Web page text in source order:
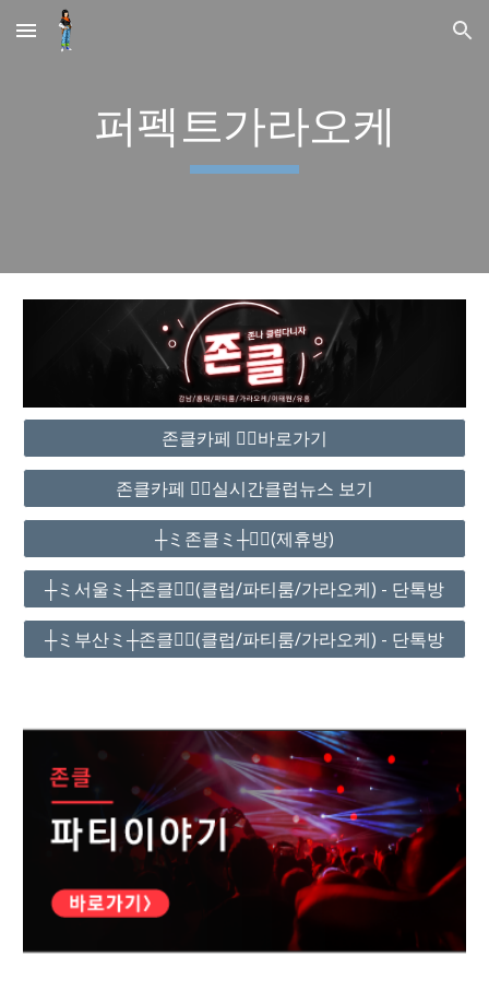
Skip to main content Skip to navigation
퍼펙트가라오케
존클카페 ❤️‍🔥바로가기
존클카페 ❤️‍🔥실시간클럽뉴스 보기
┼ミ존클ミ┼❤️‍🔥(제휴방)
┼ミ서울ミ┼존클❤️‍🔥(클럽/파티룸/가라오케) - 단톡방
┼ミ부산ミ┼존클❤️‍🔥(클럽/파티룸/가라오케) - 단톡방